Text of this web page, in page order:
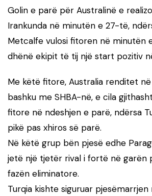
Golin e parë për Australinë e
Irankunda në minutën e 27-të,
Metcalfe vulosi fitoren në minutën
dhënë ekipit të tij një start pozitiv
Me këtë fitore, Australia renditet
bashku me SHBA-në, e cila
fitore në ndeshjen e parë, ndërsa
pikë pas xhiros së parë.
Në këtë grup bën pjesë edhe
jetë një tjetër rival i fortë në garën
fazën eliminatore.
Turqia kishte siguruar